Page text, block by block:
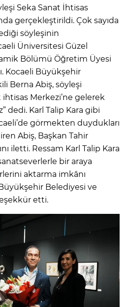
Seka Sanat İhtisas
gerçekleştirildi. Çok sayıda
söyleşinin
Üniversitesi Güzel
Bölümü Öğretim Üyesi
Kocaeli Büyükşehir
Berna Abiş, söyleşi
Merkezi’ne gelerek
dedi. Karl Talip Kara gibi
görmekten duydukları
Abiş, Başkan Tahir
iletti. Ressam Karl Talip Kara
bir araya
aktarma imkânı
Belediyesi ve
etti.